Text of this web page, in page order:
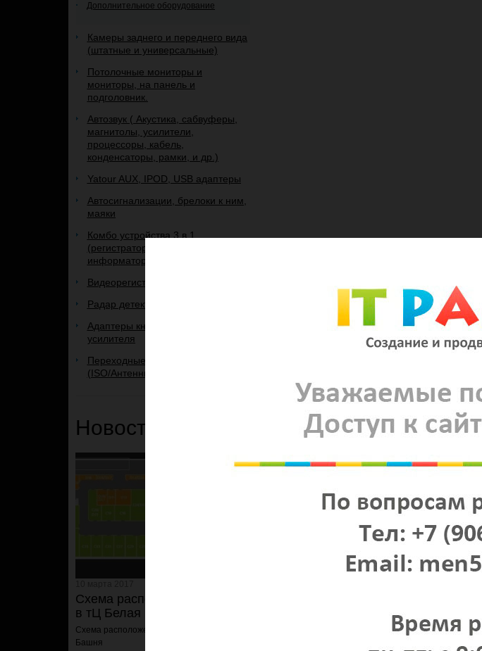
Дополнительное оборудование
Камеры заднего и переднего вида
(штатные и универсальные)
Потолочные мониторы и
мониторы, на панель и
подголовник.
Автозвук ( Акустика, сабвуферы,
магнитолы, усилители,
процессоры, кабель,
конденсаторы, рамки, и др.)
Yatour AUX, IPOD, USB адаптеры
Автосигнализации, брелоки к ним,
маяки
Комбо устройства 3 в 1
(регистратор+радар+GPS-
информатор)
Видеорегистраторы
Радар детекторы
Адаптеры кнопок руля и
усилителя
Переходные рамки и переходники
(ISO/Антенные)
Новости и Акции
Схема расположения магазина
в тЦ Белая Башня
Схема расположения магазина
Башня